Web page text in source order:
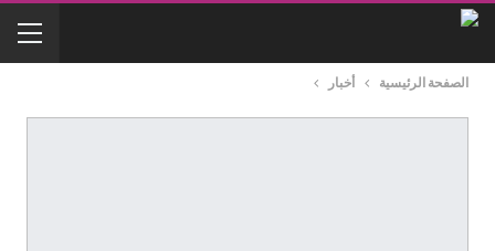
الصفحة الرئيسية أخبار